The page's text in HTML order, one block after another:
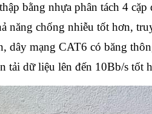
bằng nhựa phân tách 4
năng chống nhiễu tốt hơn,
dây mạng CAT6 có băng
tải dữ liệu lên đến 10Bb/s tốt